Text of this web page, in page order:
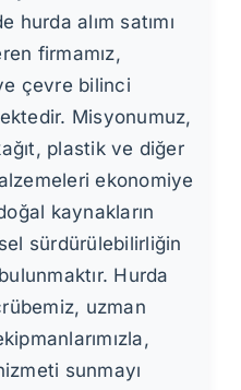
hurda alım satımı
firmamız,
çevre bilinci
Misyonumuz,
plastik ve diğer
ekonomiye
kaynakların
sürdürülebilirliğin
Hurda
uzman
sunmayı